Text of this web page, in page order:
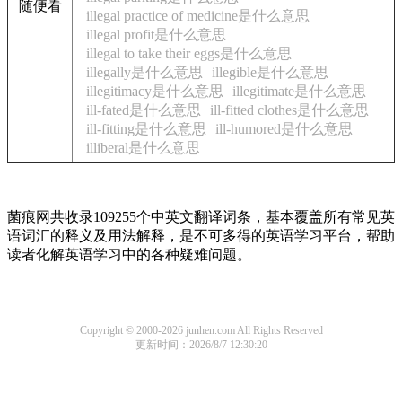
随便看
illegal practice of medicine是什么意思
illegal profit是什么意思
illegal to take their eggs是什么意思
illegally是什么意思
illegible是什么意思
illegitimacy是什么意思
illegitimate是什么意思
ill-fated是什么意思
ill-fitted clothes是什么意思
ill-fitting是什么意思
ill-humored是什么意思
illiberal是什么意思
菌痕网共收录109255个中英文翻译词条，基本覆盖所有常见英
语词汇的释义及用法解释，是不可多得的英语学习平台，帮助
读者化解英语学习中的各种疑难问题。
Copyright © 2000-2026 junhen.com All Rights Reserved
更新时间：2026/8/7 12:30:20